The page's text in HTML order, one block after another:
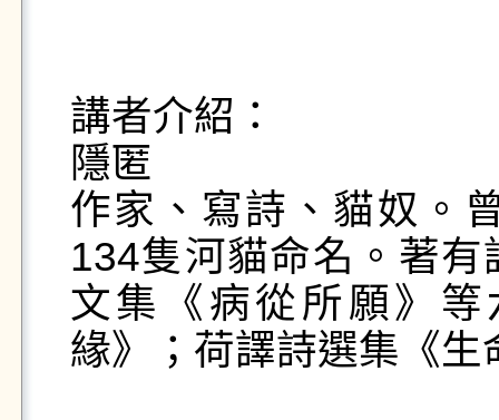
講者介紹：
隱匿
作家、寫詩、貓奴。
134隻河貓命名。著
文集《病從所願》
緣》；荷譯詩選集《生